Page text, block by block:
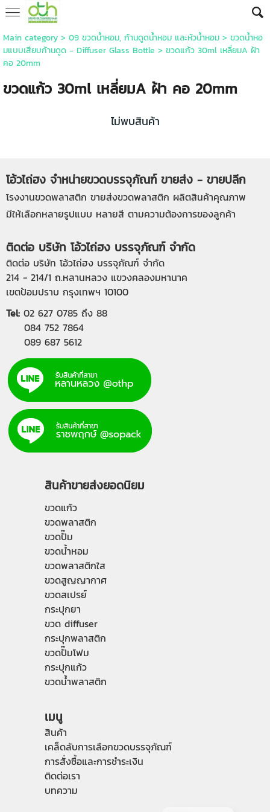
Main category> 09 ขวดน้ำหอม, ก้านดูดน้ำหอม และหัวน้ำหอม> ขวดน้ำหอ
มแบบเสียบก้านดูด - Diffuser Glass Bottle > ขวดแก้ว 30ml เหลี่ยมA ฝ้า
คอ 20mm
ขวดแก้ว 30ml เหลี่ยมA ฝ้า คอ 20mm
ไม่พบสินค้า
โอ้วไถ่ฮง จำหน่ายขวดบรรจุภัณฑ์ ขายส่ง - ขายปลีก
โรงงานขวดพลาสติก ขายส่งขวดพลาสติก ผลิตสินค้าคุณภาพ
มีให้เลือกหลายรูปแบบ หลายสี ตามความต้องการของลูกค้า
ติดต่อ บริษัท โอ้วไถ่ฮง บรรจุภัณฑ์ จำกัด
ติดต่อ บริษัท โอ้วไถ่ฮง บรรจุภัณฑ์ จำกัด
214 - 214/1 ถ.หลานหลวง แขวงคลองมหานาค
เขตป้อมปราบ กรุงเทพฯ 10100
Tel: 02 627 0785 ถึง 88
084 752 7864
089 687 5612
สินค้าขายส่งยอดนิยม
ขวดแก้ว
ขวดพลาสติก
ขวดปั๊ม
ขวดน้ำหอม
ขวดพลาสติกใส
ขวดสูญญากาศ
ขวดสเปรย์
กระปุกยา
ขวด diffuser
กระปุกพลาสติก
ขวดปั๊มโฟม
กระปุกแก้ว
ขวดน้ำพลาสติก
เมนู
สินค้า
เคล็ดลับการเลือกขวดบรรจุภัณฑ์
การสั่งซื้อและการชำระเงิน
ติดต่อเรา
บทความ